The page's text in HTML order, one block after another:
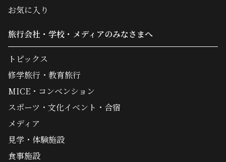
お気に入り
旅行会社・学校・メディアのみなさまへ
トピックス
修学旅行・教育旅行
MICE・コンベンション
スポーツ・文化イベント・合宿
メディア
見学・体験施設
食事施設